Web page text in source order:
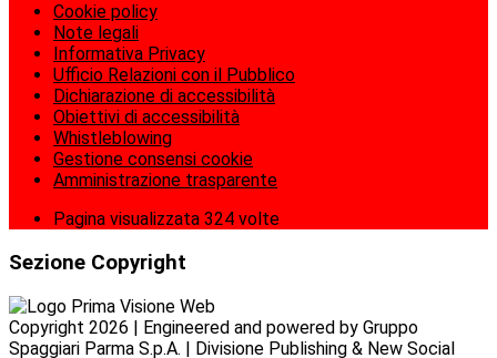
Cookie policy
Note legali
Informativa Privacy
Ufficio Relazioni con il Pubblico
Dichiarazione di accessibilità
Obiettivi di accessibilità
Whistleblowing
Gestione consensi cookie
Amministrazione trasparente
Pagina visualizzata 324 volte
Sezione Copyright
Copyright 2026 | Engineered and powered by Gruppo
Spaggiari Parma S.p.A. | Divisione Publishing & New Social